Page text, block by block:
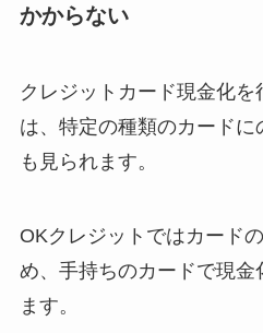
かからない
クレジットカード現金化
は、特定の種類のカード
も見られます。
OKクレジットではカード
め、手持ちのカードで現金
ます。